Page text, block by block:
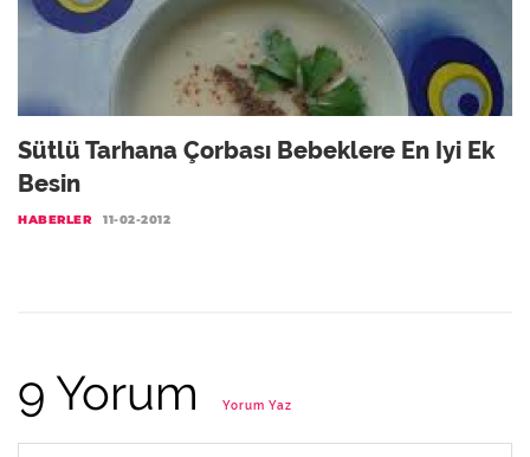
Sütlü Tarhana Çorbası Bebeklere En Iyi Ek
Besin
HABERLER 11-02-2012
9 Yorum Yorum Yaz